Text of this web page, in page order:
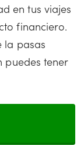
en tus viajes
financiero.
la pasas
puedes tener